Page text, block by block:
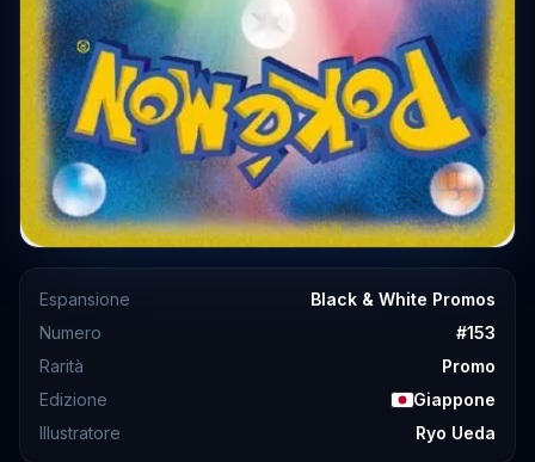
Espansione
Black & White Promos
Numero
#153
Rarità
Promo
Edizione
Giappone
Illustratore
Ryo Ueda